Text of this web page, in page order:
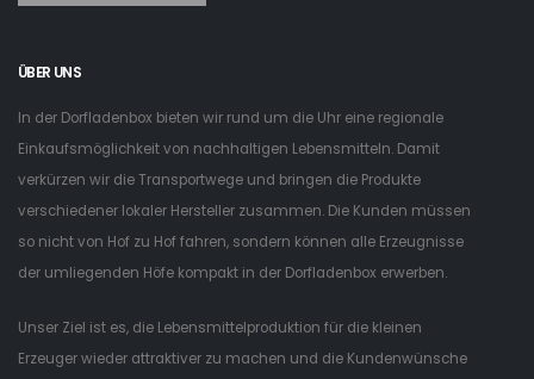
ÜBER UNS
In der Dorfladenbox bieten wir rund um die Uhr eine regionale
Einkaufsmöglichkeit von nachhaltigen Lebensmitteln. Damit
verkürzen wir die Transportwege und bringen die Produkte
verschiedener lokaler Hersteller zusammen. Die Kunden müssen
so nicht von Hof zu Hof fahren, sondern können alle Erzeugnisse
der umliegenden Höfe kompakt in der Dorfladenbox erwerben.
Unser Ziel ist es, die Lebensmittelproduktion für die kleinen
Erzeuger wieder attraktiver zu machen und die Kundenwünsche